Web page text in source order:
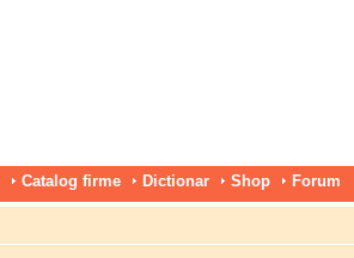
Catalog firme Dictionar Shop Forum